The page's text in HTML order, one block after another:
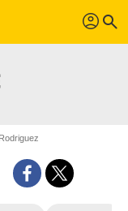
profil search